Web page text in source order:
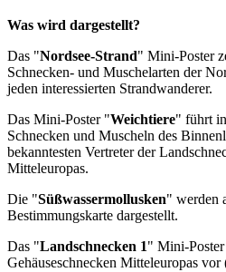
Was wird dargestellt?
Das "Nordsee-Strand" Mini-Poster
Schnecken- und Muschelarten der
jeden interessierten Strandwanderer.
Das Mini-Poster "Weichtiere" führt
Schnecken und Muscheln des
bekanntesten Vertreter der
Mitteleuropas.
Die "Süßwassermollusken" werden
Bestimmungskarte dargestellt.
Das "Landschnecken 1" Mini-
Gehäuseschnecken Mitteleuropas